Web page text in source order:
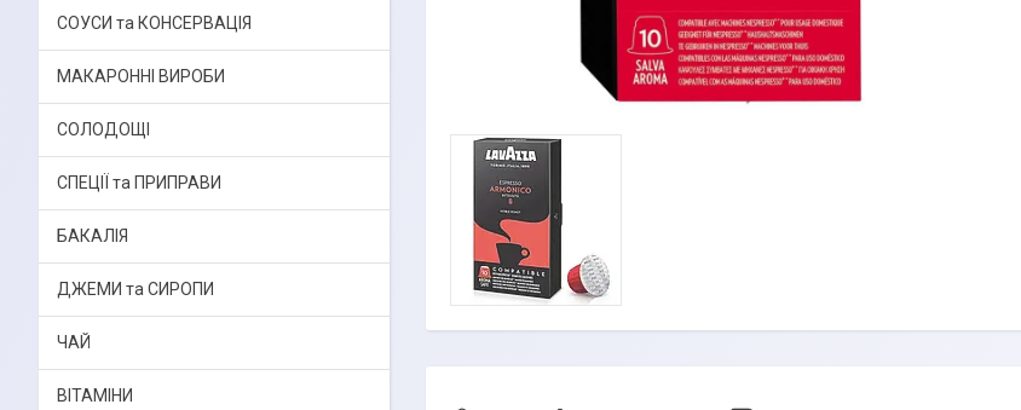
СОУСИ та КОНСЕРВАЦІЯ
МАКАРОННІ ВИРОБИ
СОЛОДОЩІ
СПЕЦІЇ та ПРИПРАВИ
БАКАЛІЯ
ДЖЕМИ та СИРОПИ
ЧАЙ
ВІТАМІНИ